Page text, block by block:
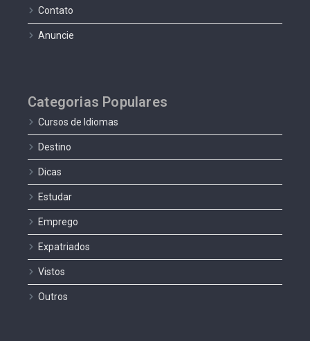
Contato
Anuncie
Categorias Populares
Cursos de Idiomas
Destino
Dicas
Estudar
Emprego
Expatriados
Vistos
Outros